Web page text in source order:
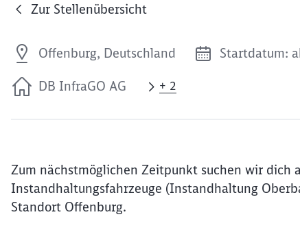
Zur Stellenübersicht
Offenburg, Deutschland Startdatum:
DB InfraGO AG + 2
Zum nächstmöglichen Zeitpunkt suchen wir dich
Instandhaltungsfahrzeuge (Instandhaltung
Standort Offenburg.